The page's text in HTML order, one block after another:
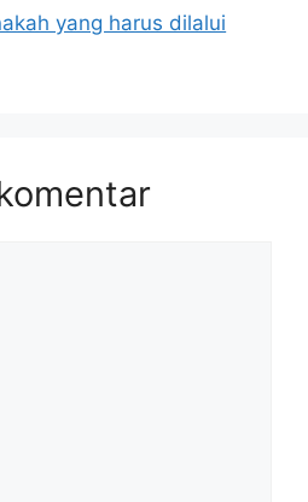
yang harus dilalui